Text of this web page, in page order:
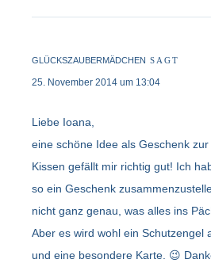
GLÜCKSZAUBERMÄDCHEN SAGT
25. November 2014 um 13:04
Liebe Ioana,
eine schöne Idee als Geschenk
Kissen gefällt mir richtig gut! Ich
so ein Geschenk
nicht ganz genau, was alles ins
Aber es wird wohl ein Schutzengel
und eine besondere Karte. 😉